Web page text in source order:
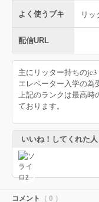
よく使うブキ リッ
配信URL
主にリッター持ちのjc3
エレベーター入学の為
上記のランクは最高時
ております。
いいね！してくれた人
コメント （ 0 ）